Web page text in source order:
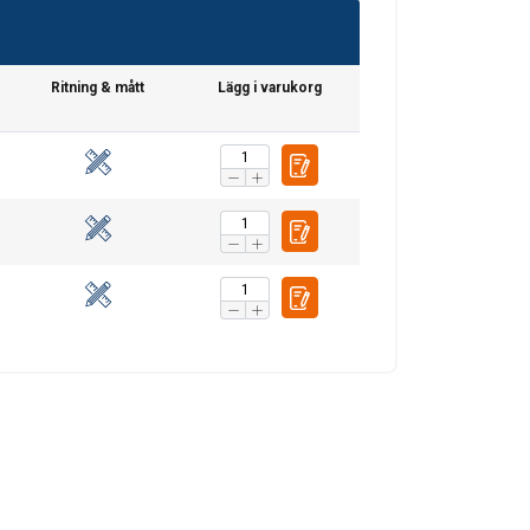
Ritning & mått Lägg i varukorg
delar också
som kan
samlat in från din
Oklassificerade